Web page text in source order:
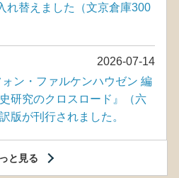
替えました（文京倉庫300
2026-07-14
ン・ファルケンハウゼン 編
研究のクロスロード』（六
が刊行されました。
と見る